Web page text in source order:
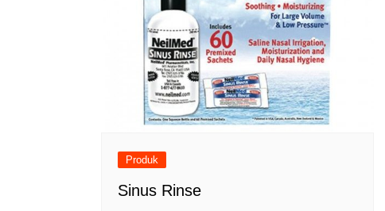
Produk
Sinus Rinse